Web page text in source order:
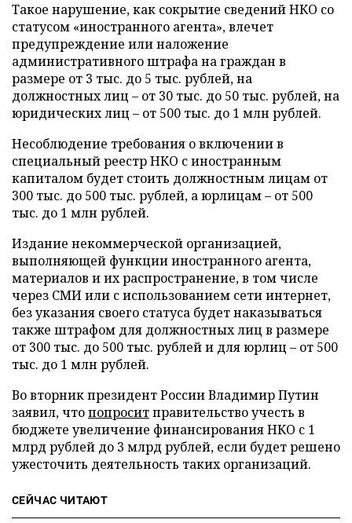
Такое нарушение, как сокрытие сведений НКО со
статусом «иностранного агента», влечет
предупреждение или наложение
административного штрафа на граждан в
размере от 3 тыс. до 5 тыс. рублей, на
должностных лиц – от 30 тыс. до 50 тыс. рублей, на
юридических лиц – от 500 тыс. до 1 млн рублей.
Несоблюдение требования о включении в
специальный реестр НКО с иностранным
капиталом будет стоить должностным лицам от
300 тыс. до 500 тыс. рублей, а юрлицам – от 500
тыс. до 1 млн рублей.
Издание некоммерческой организацией,
выполняющей функции иностранного агента,
материалов и их распространение, в том числе
через СМИ или с использованием сети интернет,
без указания своего статуса будет наказываться
также штрафом для должностных лиц в размере
от 300 тыс. до 500 тыс. рублей и для юрлиц – от 500
тыс. до 1 млн рублей.
Во вторник президент России Владимир Путин
заявил, чтопопроситправительство учесть в
бюджете увеличение финансирования НКО с 1
млрд рублей до 3 млрд рублей, если будет решено
ужесточить деятельность таких организаций.
СЕЙЧАС ЧИТАЮТ